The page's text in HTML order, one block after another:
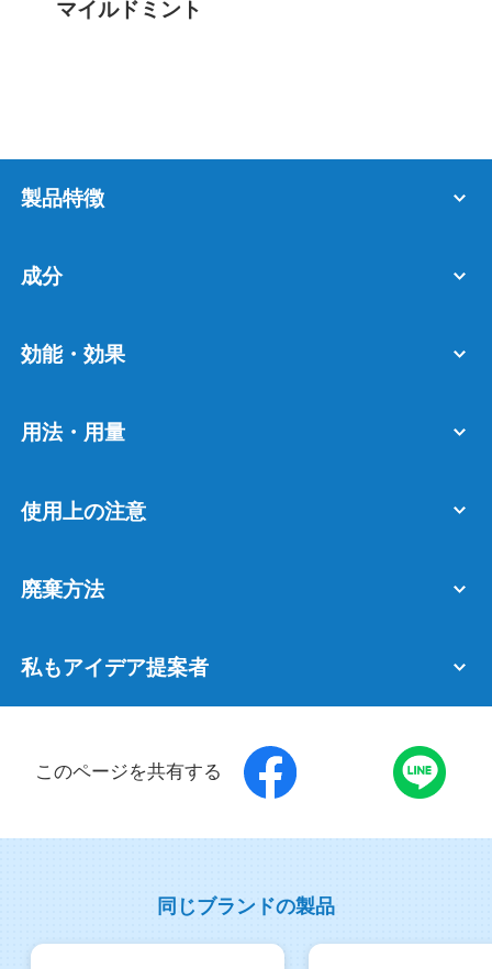
マイルドミント
製品特徴
成分
効能・効果
用法・用量
使用上の注意
廃棄方法
私もアイデア提案者
このページを共有する
同じブランドの製品